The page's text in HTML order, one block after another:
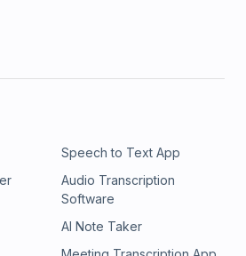
Speech to Text App
Audio Transcription
Software
AI Note Taker